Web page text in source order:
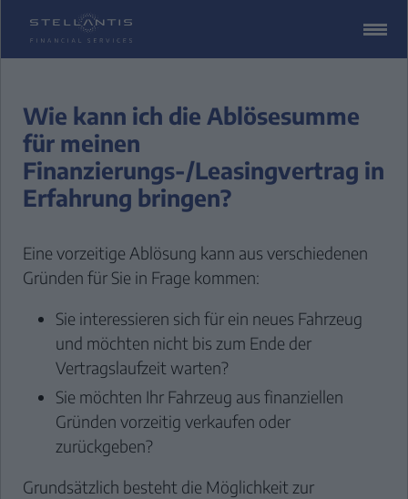
Wie kann ich die Ablösesumme
für meinen
Finanzierungs-/Leasingvertrag in
Erfahrung bringen?
Eine vorzeitige Ablösung kann aus verschiedenen
Gründen für Sie in Frage kommen:
Sie interessieren sich für ein neues Fahrzeug
und möchten nicht bis zum Ende der
Vertragslaufzeit warten?
Sie möchten Ihr Fahrzeug aus finanziellen
Gründen vorzeitig verkaufen oder
zurückgeben?
Grundsätzlich besteht die Möglichkeit zur